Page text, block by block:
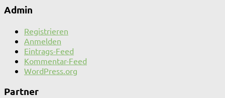
Admin
Registrieren
Anmelden
Eintrags-Feed
Kommentar-Feed
WordPress.org
Partner